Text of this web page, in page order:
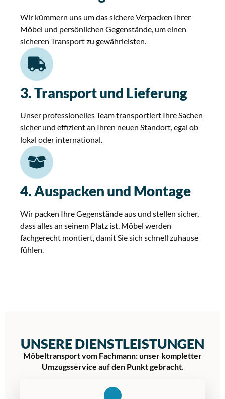
Wir kümmern uns um das sichere Verpacken Ihrer
Möbel und persönlichen Gegenstände, um einen
sicheren Transport zu gewährleisten.
3. Transport und Lieferung
Unser professionelles Team transportiert Ihre Sachen
sicher und effizient an Ihren neuen Standort, egal ob
lokal oder international.
4. Auspacken und Montage
Wir packen Ihre Gegenstände aus und stellen sicher,
dass alles an seinem Platz ist. Möbel werden
fachgerecht montiert, damit Sie sich schnell zuhause
fühlen.
UNSERE DIENSTLEISTUNGEN
Möbeltransport vom Fachmann: unser kompletter
Umzugsservice auf den Punkt gebracht.